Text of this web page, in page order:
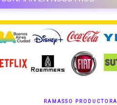
RAMASSO PRODUCTORA